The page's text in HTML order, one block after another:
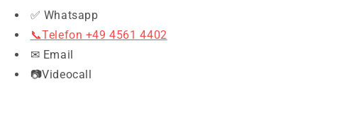
✅ Whatsapp
📞Telefon +49 4561 4402
✉ Email
📷Videocall